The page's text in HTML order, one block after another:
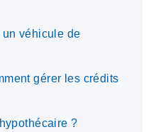
véhicule de
gérer les crédits
?